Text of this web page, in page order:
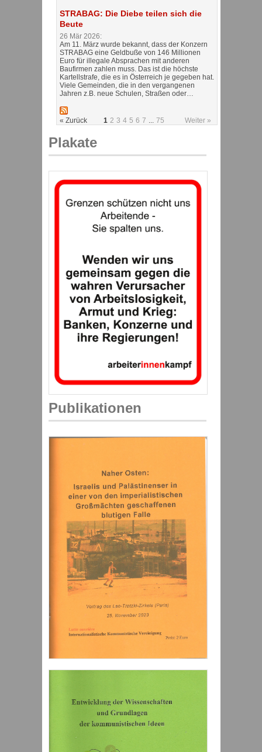
STRABAG: Die Diebe teilen sich die
Beute
26 Mär 2026:
Am 11. März wurde bekannt, dass der Konzern
STRABAG eine Geldbuße von 146 Millionen
Euro für illegale Absprachen mit anderen
Baufirmen zahlen muss. Das ist die höchste
Kartellstrafe, die es in Österreich je gegeben hat.
Viele Gemeinden, die in den vergangenen
Jahren z.B. neue Schulen, Straßen oder…
« Zurück 1 2 3 4 5 6 7 75 Weiter »
Plakate
Publikationen